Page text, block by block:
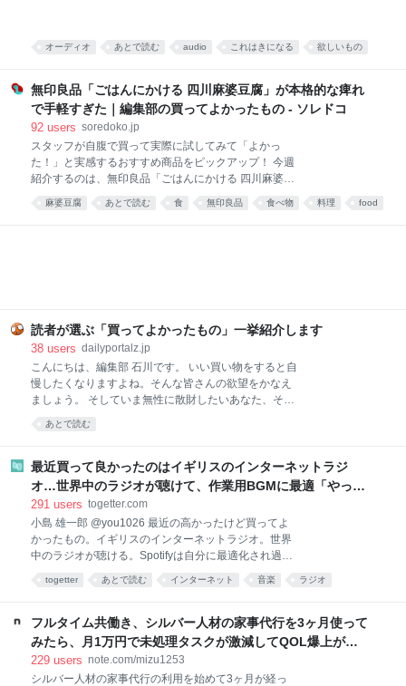
キャラの描かれた、真っ赤な小袋をくれました。 なん
していなか
オーディオ あとで読む audio これはきになる 欲しいもの
無印良品「ごはんにかける 四川麻婆豆腐」が本格的な痺れ
で手軽すぎた｜編集部の買ってよかったもの - ソレドコ
92 users soredoko.jp
スタッフが自腹で買って実際に試してみて「よかっ
た！」と実感するおすすめ商品をピックアップ！ 今週
紹介するのは、無印良品「ごはんにかける 四川麻婆豆
本格四川の味が楽しめます。暑くて料理が億劫な日
調理するのは、面倒くさい。特に夏は外出するのも調
理するのも暑くて億劫。そんなときでも、手軽に本格
麻婆豆腐が味わえるのがこちらの商品です。 熱湯で約
4〜5分あたためて（電子レンジであたためる場合は
500Wで約2分）、ご飯にかけるだけ。初めて食べたと
きは、正
麻婆豆腐 あとで読む 食 無印良品 食べ物 料理 food
読者が選ぶ「買ってよかったもの」一挙紹介します
38 users dailyportalz.jp
こんにちは、編集部 石川です。 いい買い物をすると自
慢したくなりますよね。そんな皆さんの欲望をかなえ
ましょう。 そしていま無性に散財したいあなた、そん
主義の手先となった我々人類にもたらされる癒しのひ
もの」です。 ただいまAmazonが7/13(月)いっぱいま
で、プライムデーの大型セール中（現在は先行セー
ル）なので、琴線に触れた方はどしどしお買い求めく
ださい。 ※このページのリンクからご購入いただくと
一部収益がサイトに還元され運営費になります。あり
がとうございます！
あとで読む
最近買って良かったのはイギリスのインターネットラジ
オ…世界中のラジオが聴けて、作業用BGMに最適「やっぱ
り物理的な機械」「この質感で鎮座してくれるのがいい」
291 users togetter.com
小島 雄一郎 @you1026 最近の高かったけど買ってよ
かったもの。イギリスのインターネットラジオ。世界
中のラジオが聴ける。Spotifyは自分に最適化され過ぎ
と、その国の雰囲気とかと一緒に音楽が流れてくる。
こっちがいい。 pic.x.com/Qf4rbfrpij 2026-06-28
10:48:11
togetter あとで読む インターネット 音楽 ラジオ
フルタイム共働き、シルバー人材の家事代行を3ヶ月使って
みたら、月1万円で未処理タスクが激減してQOL爆上がり
した話。｜みず
229 users note.com/mizu1253
シルバー人材の家事代行の利用を始めて3ヶ月が経っ